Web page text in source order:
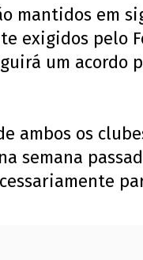
mantidos em
exigidos pelo
um acordo
ambos os
semana